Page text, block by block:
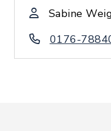
Sabine
0176-